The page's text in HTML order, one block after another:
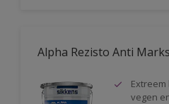
Alpha Rezisto Anti Marks
vegen